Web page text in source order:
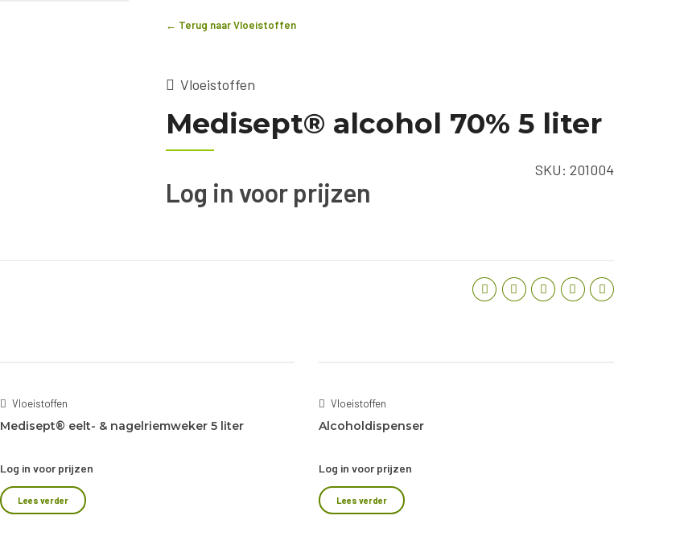
← Terug naar Vloeistoffen
Vloeistoffen
Medisept® alcohol 70% 5 liter
SKU: 201004
Log in voor prijzen
Vloeistoffen
Medisept® eelt- & nagelriemweker 5 liter
Log in voor prijzen
Lees verder
Vloeistoffen
Alcoholdispenser
Log in voor prijzen
Lees verder